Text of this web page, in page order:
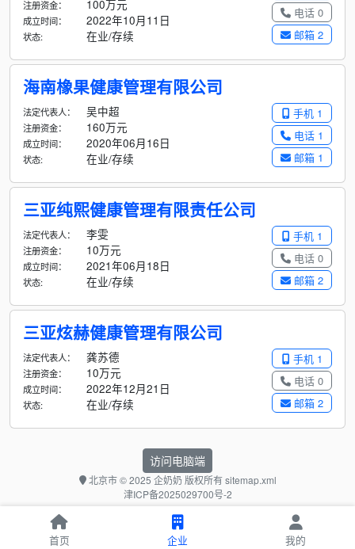
电话 0
邮箱 2
注册资金： 100万元
成立时间： 2022年10月11日
状态: 在业/存续
海南橡果健康管理有限公司
手机 1
电话 1
邮箱 1
法定代表人： 吴中超
注册资金： 160万元
成立时间： 2020年06月16日
状态: 在业/存续
三亚纯熙健康管理有限责任公司
手机 1
电话 0
邮箱 2
法定代表人： 李雯
注册资金： 10万元
成立时间： 2021年06月18日
状态: 在业/存续
三亚炫赫健康管理有限公司
手机 1
电话 0
邮箱 2
法定代表人： 龚苏德
注册资金： 10万元
成立时间： 2022年12月21日
状态: 在业/存续
访问电脑端
北京市© 2025 企奶奶 版权所有sitemap.xml
津ICP备2025029700号-2
首页 企业 我的